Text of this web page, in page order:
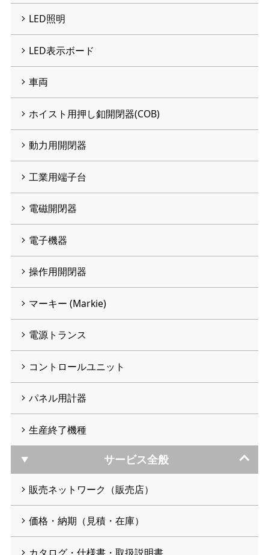
LED照明
LED表示ボード
車両
ホイスト用押し釦開閉器(COB)
動力用開閉器
工業用端子台
電磁開閉器
電子機器
操作用開閉器
マーキー (Markie)
電源トランス
コントロールユニット
パネル用計器
生産終了機種
サービス全般
販売ネットワーク（販売店）
価格・納期（見積・在庫）